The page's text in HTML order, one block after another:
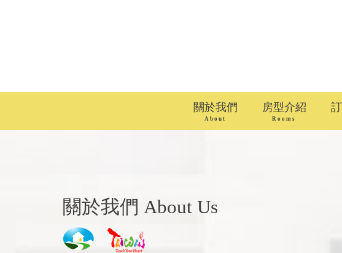
關於我們
About
房型介紹
Rooms
關於我們 About Us